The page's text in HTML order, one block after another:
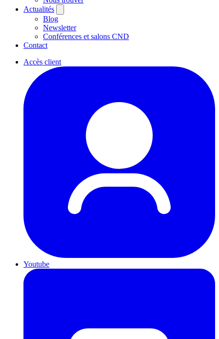
Actualités
Blog
Newsletter
Conférences et salons CND
Contact
Accès client
Youtube